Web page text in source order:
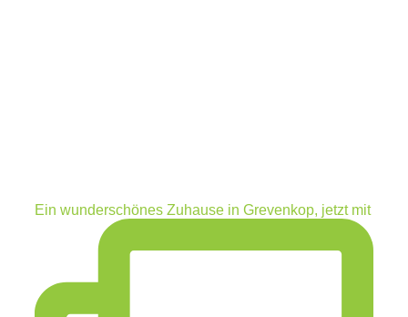
Ein wunderschönes Zuhause in Grevenkop, jetzt mit